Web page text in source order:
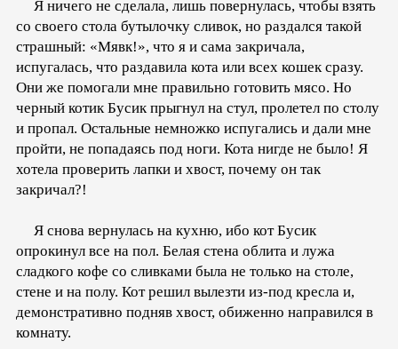
Я ничего не сделала, лишь повернулась, чтобы взять
со своего стола бутылочку сливок, но раздался такой
страшный: «Мявк!», что я и сама закричала,
испугалась, что раздавила кота или всех кошек сразу.
Они же помогали мне правильно готовить мясо. Но
черный котик Бусик прыгнул на стул, пролетел по столу
и пропал. Остальные немножко испугались и дали мне
пройти, не попадаясь под ноги. Кота нигде не было! Я
хотела проверить лапки и хвост, почему он так
закричал?!
Я снова вернулась на кухню, ибо кот Бусик
опрокинул все на пол. Белая стена облита и лужа
сладкого кофе со сливками была не только на столе,
стене и на полу. Кот решил вылезти из-под кресла и,
демонстративно подняв хвост, обиженно направился в
комнату.